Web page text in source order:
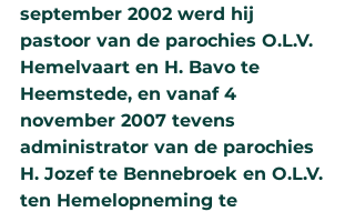
september 2002 werd hij
pastoor van de parochies O.L.V.
Hemelvaart en H. Bavo te
Heemstede, en vanaf 4
november 2007 tevens
administrator van de parochies
H. Jozef te Bennebroek en O.L.V.
ten Hemelopneming te